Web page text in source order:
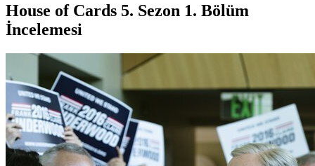
House of Cards 5. Sezon 1. Bölüm
İncelemesi